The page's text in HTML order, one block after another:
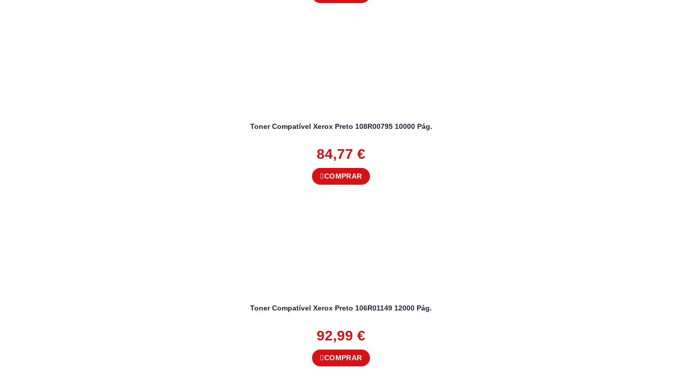
Toner Compatível Xerox Preto 108R00795 10000 Pág.
84,77 €
COMPRAR
Toner Compatível Xerox Preto 106R01149 12000 Pág.
92,99 €
COMPRAR